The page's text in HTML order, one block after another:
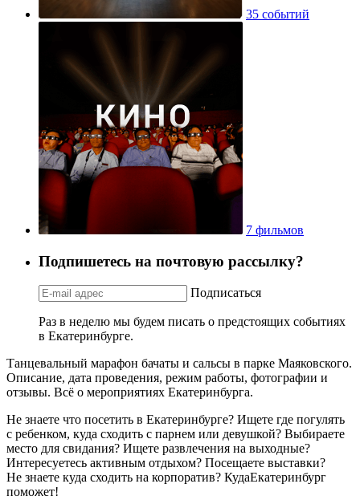
35 событий
7 фильмов
Подпишетесь на почтовую рассылку?
Подписаться
Раз в неделю мы будем писать о предстоящих событиях
в Екатеринбурге.
Танцевальный марафон бачаты и сальсы в парке Маяковского.
Описание, дата проведения, режим работы, фотографии и
отзывы. Всё о мероприятиях Екатеринбурга.
Не знаете что посетить в Екатеринбурге? Ищете где погулять
с ребенком, куда сходить с парнем или девушкой? Выбираете
место для свидания? Ищете развлечения на выходные?
Интересуетесь активным отдыхом? Посещаете выставки?
Не знаете куда сходить на корпоратив? КудаЕкатеринбург
поможет!